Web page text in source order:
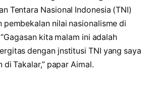
Tentara Nasional Indonesia (TNI)
pembekalan nilai nasionalisme di
kita malam ini adalah
dengan jnstitusi TNI yang saya
di Takalar,” papar Aimal.